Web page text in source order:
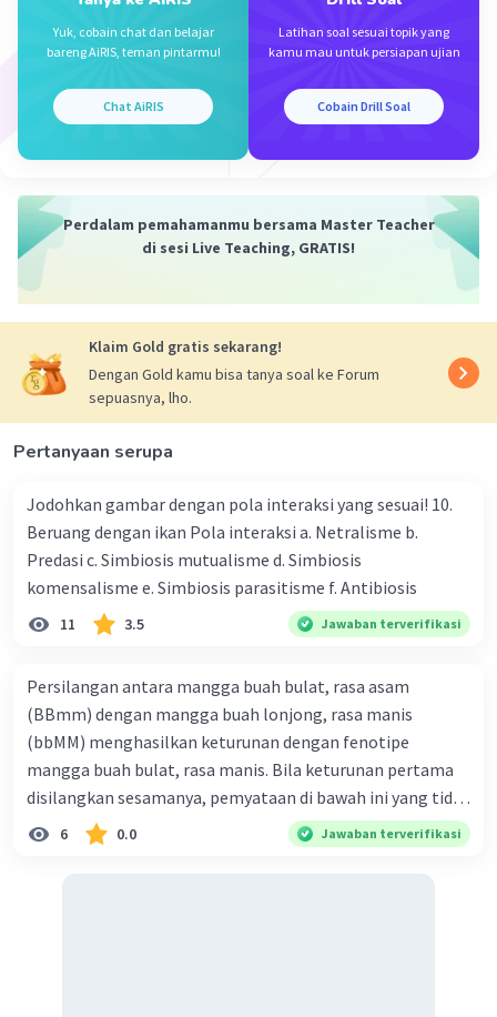
Beri Rating 5.0 Balas
15 Mei 2024 13:06
hutan berikut yang bukan dampak kegiatan tersebut
Beri Rating·0.0(0) Balas
05 Februari 2025 12:55
Dampak yang tepat dari pemakaian alat kosmetik
Yuk, cobain chat dan belajar
bareng AiRIS, teman pintarmu!
Chat AiRIS
Latihan soal sesuai topik yang
kamu mau untuk persiapan ujian
Cobain Drill Soal
Perdalam pemahamanmu bersama Master Teacher
di sesi Live Teaching, GRATIS!
Klaim Gold gratis sekarang!
Dengan Gold kamu bisa tanya soal ke Forum
sepuasnya, lho.
Pertanyaan serupa
Jodohkan gambar dengan pola interaksi yang sesuai! 10.
Beruang dengan ikan Pola interaksi a. Netralisme b.
Predasi c. Simbiosis mutualisme d. Simbiosis
komensalisme e. Simbiosis parasitisme f. Antibiosis
11 3.5 Jawaban terverifikasi
Persilangan antara mangga buah bulat, rasa asam
(BBmm) dengan mangga buah lonjong, rasa manis
(bbMM) menghasilkan keturunan dengan fenotipe
mangga buah bulat, rasa manis. Bila keturunan pertama
disilangkan sesamanya, pemyataan di bawah ini yang tidak
benar mengenai keturunan yang dihasilkan dari
6 0.0 Jawaban terverifikasi